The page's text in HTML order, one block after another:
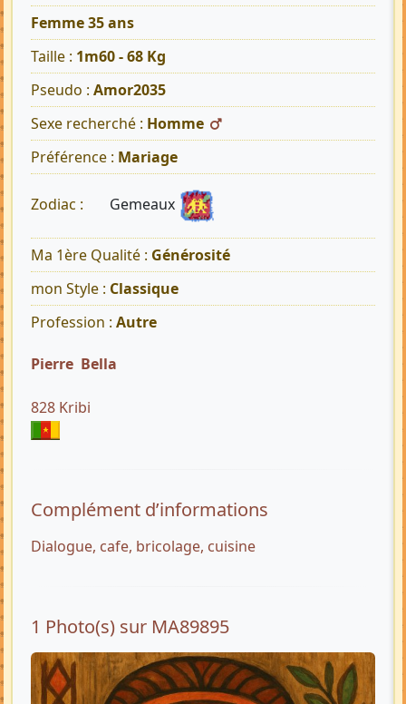
Femme 35 ans
Taille : 1m60 - 68 Kg
Pseudo : Amor2035
Sexe recherché : Homme
Préférence : Mariage
Zodiac : Gemeaux
Ma 1ère Qualité : Générosité
mon Style : Classique
Profession : Autre
Pierre Bella
828 Kribi
Complément d’informations
Dialogue, cafe, bricolage, cuisine
1 Photo(s) sur MA89895